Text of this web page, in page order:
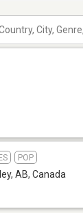
POP
AB, Canada